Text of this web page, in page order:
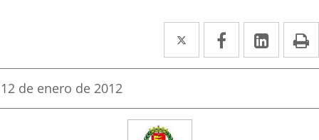
Twitter
Enlace
a
aplicación
Facebook
Enlace
a
aplicación
Enlace
a
Fecha
la
12 de enero de 2012